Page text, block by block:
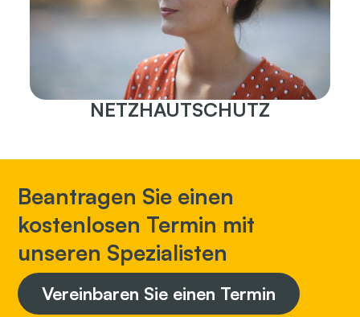
NETZHAUTSCHUTZ
Beantragen Sie einen
kostenlosen Termin mit
unseren Spezialisten
Vereinbaren Sie einen Termin